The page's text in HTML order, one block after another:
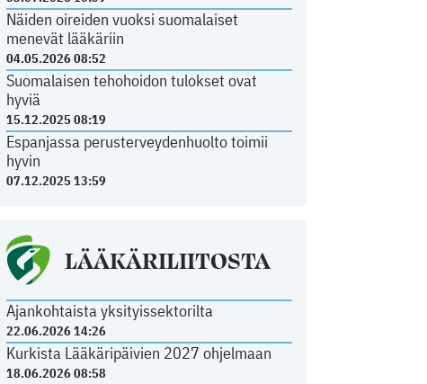
Näiden oireiden vuoksi suomalaiset
menevät lääkäriin
04.05.2026 08:52
Suomalaisen tehohoidon tulokset ovat
hyviä
15.12.2025 08:19
Espanjassa perusterveydenhuolto toimii
hyvin
07.12.2025 13:59
LÄÄKÄRILIITOSTA
Ajankohtaista yksityissektorilta
22.06.2026 14:26
Kurkista Lääkäripäivien 2027 ohjelmaan
18.06.2026 08:58